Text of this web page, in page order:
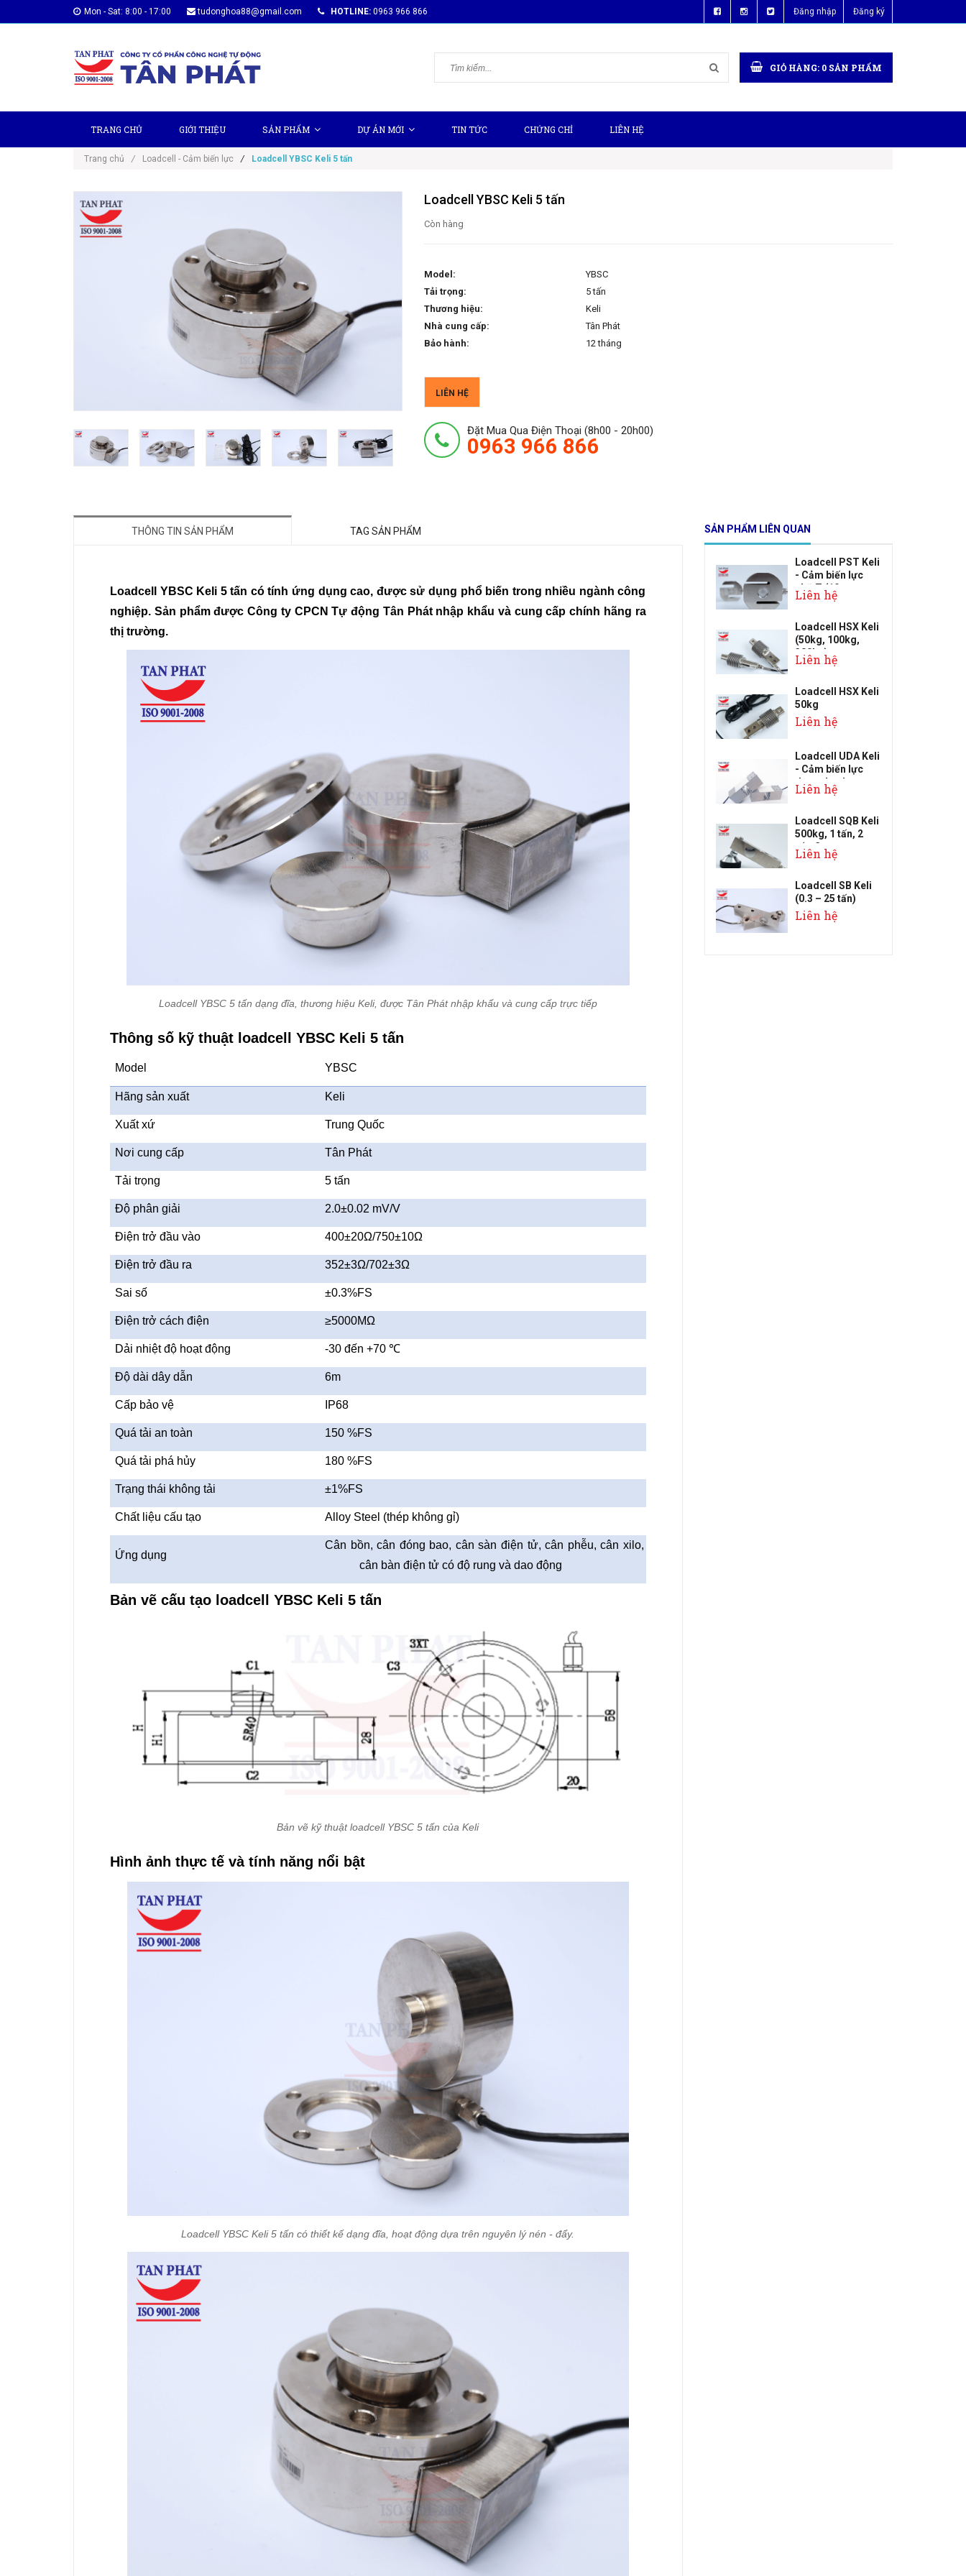
Mon - Sat: 8:00 - 17:00 tudonghoa88@gmail.com HOTLINE: 0963 966 866 Đăng nhập Đăng ký
GIỎ HÀNG: 0 SẢN PHẨM
TRANG CHỦ GIỚI THIỆU SẢN PHẨM DỰ ÁN MỚI TIN TỨC CHỨNG CHỈ LIÊN HỆ
Trang chủ / Loadcell - Cảm biến lực / Loadcell YBSC Keli 5 tấn
Loadcell YBSC Keli 5 tấn
Còn hàng
Model:
YBSC
Tải trọng:
5 tấn
Thương hiệu:
Keli
Nhà cung cấp:
Tân Phát
Bảo hành:
12 tháng
LIÊN HỆ
Đặt Mua Qua Điện Thoại (8h00 - 20h00)
0963 966 866
THÔNG TIN SẢN PHẨM TAG SẢN PHẨM
Loadcell YBSC Keli 5 tấn có tính ứng dụng cao, được sử dụng phổ biến trong nhiều ngành công
nghiệp. Sản phẩm được Công ty CPCN Tự động Tân Phát nhập khẩu và cung cấp chính hãng ra
thị trường.
Loadcell YBSC 5 tấn dạng đĩa, thương hiệu Keli, được Tân Phát nhập khẩu và cung cấp trực tiếp
Thông số kỹ thuật loadcell YBSC Keli 5 tấn
Model YBSC
Hãng sản xuất Keli
Xuất xứ Trung Quốc
Nơi cung cấp Tân Phát
Tải trọng 5 tấn
Độ phân giải 2.0±0.02 mV/V
Điện trở đầu vào 400±20Ω/750±10Ω
Điện trở đầu ra 352±3Ω/702±3Ω
Sai số ±0.3%FS
Điện trở cách điện ≥5000MΩ
Dải nhiệt độ hoạt động -30 đến +70 ℃
Độ dài dây dẫn 6m
Cấp bảo vệ IP68
Quá tải an toàn 150 %FS
Quá tải phá hủy 180 %FS
Trạng thái không tải ±1%FS
Chất liệu cấu tạo Alloy Steel (thép không gỉ)
Ứng dụng
Cân bồn, cân đóng bao, cân sàn điện tử, cân phễu, cân xilo,
cân bàn điện tử có độ rung và dao động
Bản vẽ cấu tạo loadcell YBSC Keli 5 tấn
Bản vẽ kỹ thuật loadcell YBSC 5 tấn của Keli
Hình ảnh thực tế và tính năng nổi bật
Loadcell YBSC Keli 5 tấn có thiết kế dạng đĩa, hoạt động dựa trên nguyên lý nén - đẩy.
SẢN PHẨM LIÊN QUAN
Loadcell PST Keli
- Cảm biến lực
chữ Z (10...
Liên hệ
Loadcell HSX Keli
(50kg, 100kg,
300kg)
Liên hệ
Loadcell HSX Keli
50kg
Liên hệ
Loadcell UDA Keli
- Cảm biến lực
dạng thanh
Liên hệ
Loadcell SQB Keli
500kg, 1 tấn, 2
tấn, 3 t...
Liên hệ
Loadcell SB Keli
(0.3 – 25 tấn)
Liên hệ